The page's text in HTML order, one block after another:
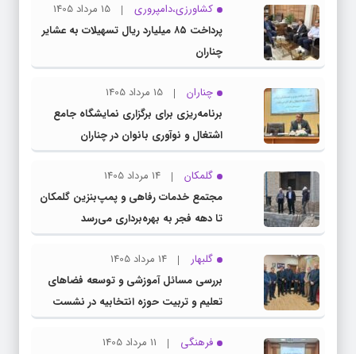
کشاورزی،دامپروری
15 مرداد 1405
پرداخت ۸۵ میلیارد ریال تسهیلات به عشایر
چناران
چناران
15 مرداد 1405
برنامه‌ریزی برای برگزاری نمایشگاه جامع
اشتغال و نوآوری بانوان در چناران
گلمکان
14 مرداد 1405
مجتمع خدمات رفاهی و پمپ‌بنزین گلمکان
تا دهه فجر به بهره‌برداری می‌رسد
گلبهار
14 مرداد 1405
بررسی مسائل آموزشی و توسعه فضاهای
تعلیم و تربیت حوزه انتخابیه در نشست
مشترک عضو کمیسیون آموزش مجلس با
مدیرکل آموزش و پرورش خراسان رضوی
فرهنگی
11 مرداد 1405